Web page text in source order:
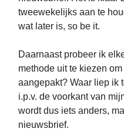
tweewekelijks aan te
wat later is, so be it.
Daarnaast probeer ik
methode uit te kiezen
aangepakt? Waar liep ik
i.p.v. de voorkant van
wordt dus iets anders,
nieuwsbrief.